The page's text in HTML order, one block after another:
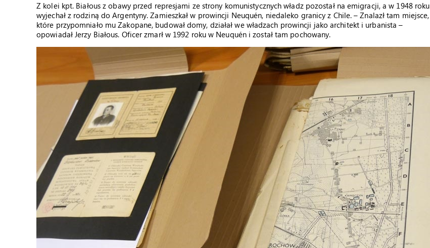
Z kolei kpt. Białous z obawy przed represjami ze strony komunistycznych władz pozostał na emigracji, a w 1948 roku
wyjechał z rodziną do Argentyny. Zamieszkał w prowincji Neuquén, niedaleko granicy z Chile. – Znalazł tam miejsce,
które przypomniało mu Zakopane, budował domy, działał we władzach prowincji jako architekt i urbanista –
opowiadał Jerzy Białous. Oficer zmarł w 1992 roku w Neuquén i został tam pochowany.